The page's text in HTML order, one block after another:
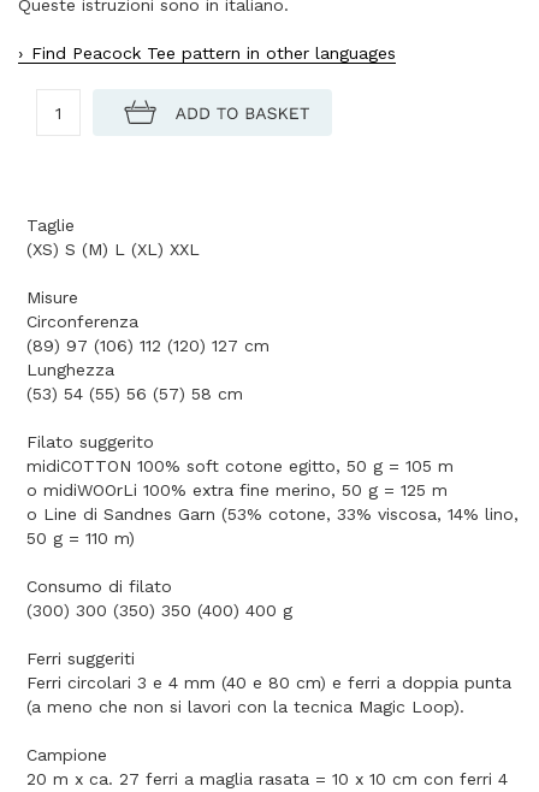
Queste istruzioni sono in italiano.
Find Peacock Tee pattern in other languages
Taglie
(XS) S (M) L (XL) XXL
Misure
Circonferenza
(89) 97 (106) 112 (120) 127 cm
Lunghezza
(53) 54 (55) 56 (57) 58 cm
Filato suggerito
midiCOTTON 100% soft cotone egitto, 50 g = 105 m
o midiWOOrLi 100% extra fine merino, 50 g = 125 m
o Line di Sandnes Garn (53% cotone, 33% viscosa, 14% lino,
50 g = 110 m)
Consumo di filato
(300) 300 (350) 350 (400) 400 g
Ferri suggeriti
Ferri circolari 3 e 4 mm (40 e 80 cm) e ferri a doppia punta
(a meno che non si lavori con la tecnica Magic Loop).
Campione
20 m x ca. 27 ferri a maglia rasata = 10 x 10 cm con ferri 4